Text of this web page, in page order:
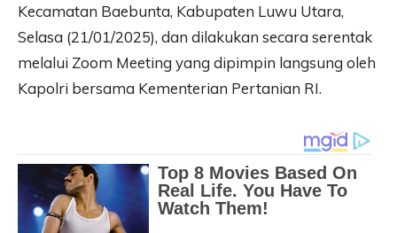
Kecamatan Baebunta, Kabupaten Luwu Utara,
Selasa (21/01/2025), dan dilakukan secara serentak
melalui Zoom Meeting yang dipimpin langsung oleh
Kapolri bersama Kementerian Pertanian RI.